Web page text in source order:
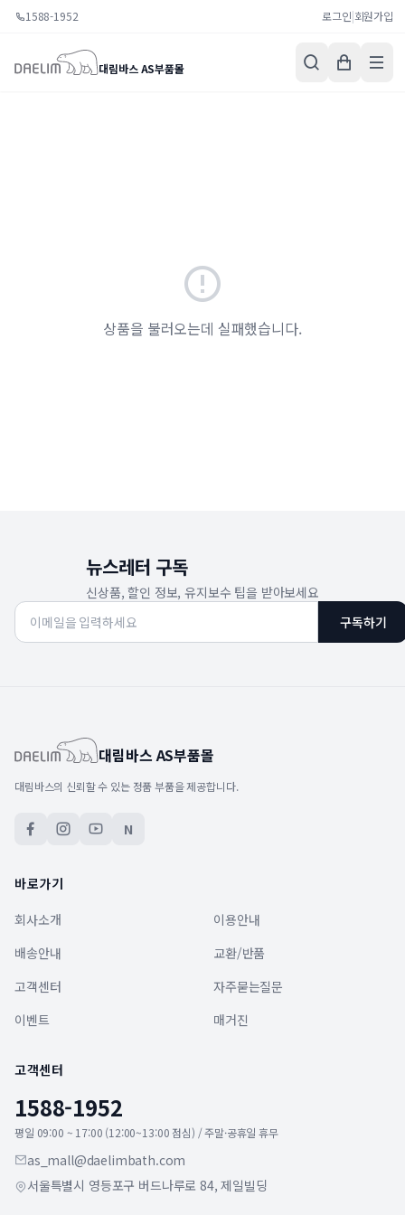
1588-1952 로그인|회원가입
대림바스 AS부품몰
상품을 불러오는데 실패했습니다.
뉴스레터 구독
신상품, 할인 정보, 유지보수 팁을 받아보세요
구독하기
대림바스 AS부품몰
대림바스의 신뢰할 수 있는 정품 부품을 제공합니다.
N
바로가기
회사소개
이용안내
배송안내
교환/반품
고객센터
자주묻는질문
이벤트
매거진
고객센터
1588-1952
평일 09:00 ~ 17:00 (12:00~13:00 점심) / 주말·공휴일 휴무
as_mall@daelimbath.com
서울특별시 영등포구 버드나루로 84, 제일빌딩